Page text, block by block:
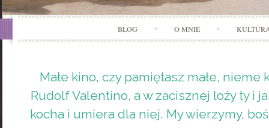
BLOG O MNIE
Małe kino, czy pamiętasz małe, nieme
Rudolf Valentino, a w zacisznej loży ty i
kocha i umiera dla niej. My wierzymy,